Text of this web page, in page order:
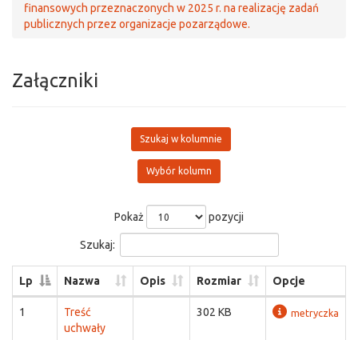
finansowych przeznaczonych w 2025 r. na realizację zadań
publicznych przez organizacje pozarządowe.
Załączniki
Szukaj w kolumnie
Wybór kolumn
Pokaż pozycji
Szukaj:
Lp Nazwa Opis Rozmiar Opcje
1
Treść
uchwały
302 KB metryczka